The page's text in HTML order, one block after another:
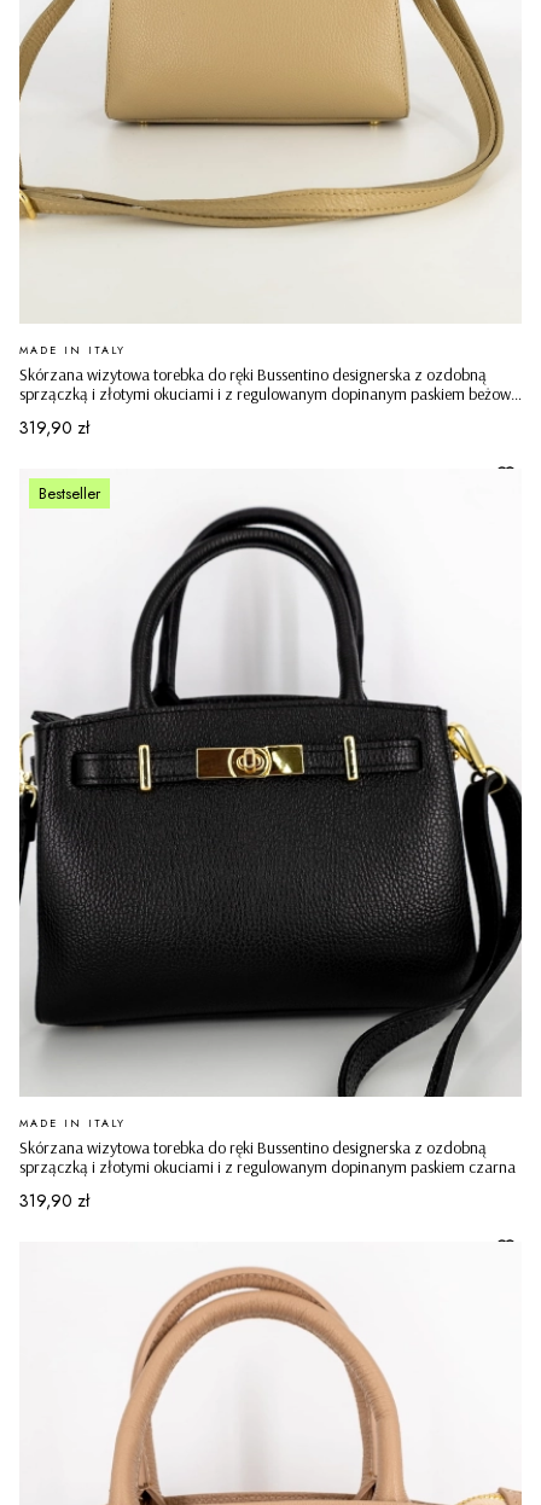
Skórzana wizytowa torebka do ręki Bussentino designerska z ozdobną
sprzączką i złotymi okuciami i z regulowanym dopinanym paskiem beżowa
PRODUCENT
MADE IN ITALY
Cena
319,90 zł
Bestseller
Skórzana wizytowa torebka do ręki Bussentino designerska z ozdobną
sprzączką i złotymi okuciami i z regulowanym dopinanym paskiem czarna
PRODUCENT
MADE IN ITALY
Cena
319,90 zł